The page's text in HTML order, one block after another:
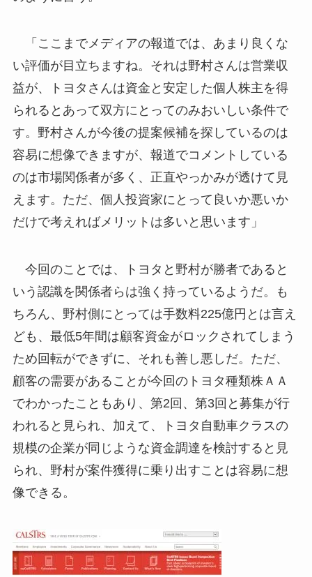
「ここまでメディアの報道では、あまり良くな
い評価が目立ちますね。それは野村さんは営業収
益が、トヨタさんは資金と安定した個人株主を得
られるとあって双方にとってのみおいしい条件で
す。野村さんが今後の提案候補を探しているのは
容易に想像できますが、報道でコメントしている
のは市場関係者が多く、正直やっかみが透けて見
えます。ただ、個人投資家にとって良いか悪いか
だけで考えればメリットは多いと思います」
今回のことでは、トヨタと野村が勝者であると
いう認識を関係者らは強く持っているようだ。も
ちろん、野村側にとっては手数料225億円とは言え
ども、最低5年間は顧客資金がロックされてしまう
ため回転ができずに、それも善し悪しだ。ただ、
顧客の需要があることが今回のトヨタ種類株ＡＡ
でわかったこともあり、第2回、第3回と募集が行
われると見られ、加えて、トヨタ自動車クラスの
規模の企業が同じような資金調達を検討すると見
られ、野村が案件獲得に乗り出すことは容易に想
像できる。